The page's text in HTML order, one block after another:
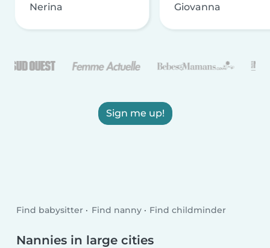
Nerina Giovanna
Sign me up!
Find babysitter Find nanny Find childminder
Nannies in large cities